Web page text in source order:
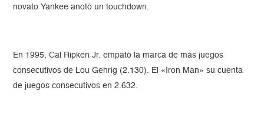
novato Yankee anotó un touchdown.
En 1995, Cal Ripken Jr. empató la marca de más juegos
consecutivos de Lou Gehrig (2.130). El «Iron Man» su cuenta
de juegos consecutivos en 2.632.